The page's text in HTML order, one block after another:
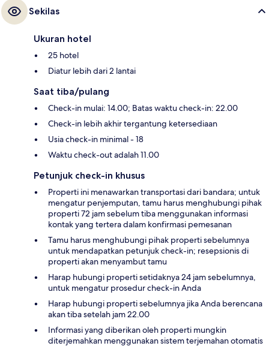
Sekilas
Ukuran hotel
25 hotel
Diatur lebih dari 2 lantai
Saat tiba/pulang
Check-in mulai: 14.00; Batas waktu check-in: 22.00
Check-in lebih akhir tergantung ketersediaan
Usia check-in minimal - 18
Waktu check-out adalah 11.00
Petunjuk check-in khusus
Properti ini menawarkan transportasi dari bandara; untuk
mengatur penjemputan, tamu harus menghubungi pihak
properti 72 jam sebelum tiba menggunakan informasi
kontak yang tertera dalam konfirmasi pemesanan
Tamu harus menghubungi pihak properti sebelumnya
untuk mendapatkan petunjuk check-in; resepsionis di
properti akan menyambut tamu
Harap hubungi properti setidaknya 24 jam sebelumnya,
untuk mengatur prosedur check-in Anda
Harap hubungi properti sebelumnya jika Anda berencana
akan tiba setelah jam 22.00
Informasi yang diberikan oleh properti mungkin
diterjemahkan menggunakan sistem terjemahan otomatis